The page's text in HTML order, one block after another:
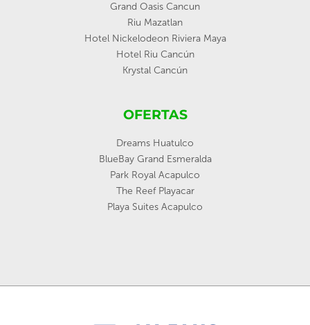
Grand Oasis Cancun
Riu Mazatlan
Hotel Nickelodeon Riviera Maya
Hotel Riu Cancún
Krystal Cancún
OFERTAS
Dreams Huatulco
BlueBay Grand Esmeralda
Park Royal Acapulco
The Reef Playacar
Playa Suites Acapulco